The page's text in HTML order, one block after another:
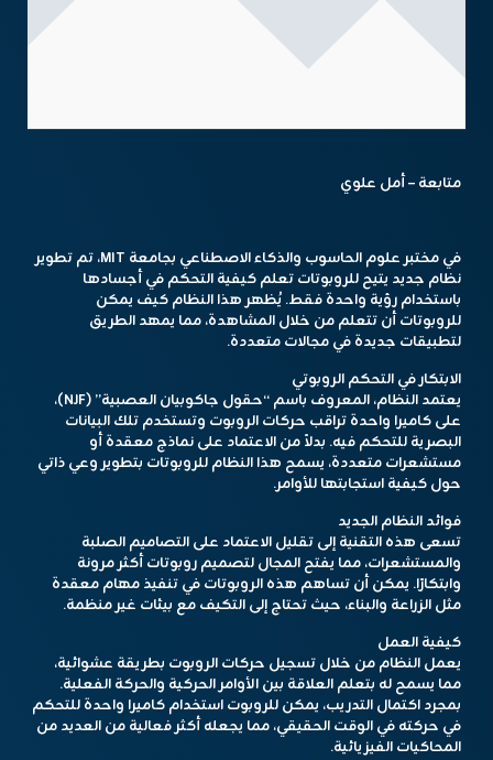
متابعة – أمل علوي
في مختبر علوم الحاسوب والذكاء الاصطناعي بجامعة MIT، تم تطوير
نظام جديد يتيح للروبوتات تعلم كيفية التحكم في أجسادها
باستخدام رؤية واحدة فقط. يُظهر هذا النظام كيف يمكن
للروبوتات أن تتعلم من خلال المشاهدة، مما يمهد الطريق
لتطبيقات جديدة في مجالات متعددة.
الابتكار في التحكم الروبوتي
يعتمد النظام، المعروف باسم “حقول جاكوبيان العصبية” (NJF)،
على كاميرا واحدة تراقب حركات الروبوت وتستخدم تلك البيانات
البصرية للتحكم فيه. بدلاً من الاعتماد على نماذج معقدة أو
مستشعرات متعددة، يسمح هذا النظام للروبوتات بتطوير وعي ذاتي
حول كيفية استجابتها للأوامر.
فوائد النظام الجديد
تسعى هذه التقنية إلى تقليل الاعتماد على التصاميم الصلبة
والمستشعرات، مما يفتح المجال لتصميم روبوتات أكثر مرونة
وابتكارًا. يمكن أن تساهم هذه الروبوتات في تنفيذ مهام معقدة
مثل الزراعة والبناء، حيث تحتاج إلى التكيف مع بيئات غير منظمة.
كيفية العمل
يعمل النظام من خلال تسجيل حركات الروبوت بطريقة عشوائية،
مما يسمح له بتعلم العلاقة بين الأوامر الحركية والحركة الفعلية.
بمجرد اكتمال التدريب، يمكن للروبوت استخدام كاميرا واحدة للتحكم
في حركته في الوقت الحقيقي، مما يجعله أكثر فعالية من العديد من
المحاكيات الفيزيائية.